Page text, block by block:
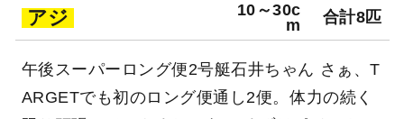
アジ
10～30c
m
合計8匹
午後スーパーロング便2号艇石井ちゃん さぁ、T
ARGETでも初のロング便通し2便。体力の続く